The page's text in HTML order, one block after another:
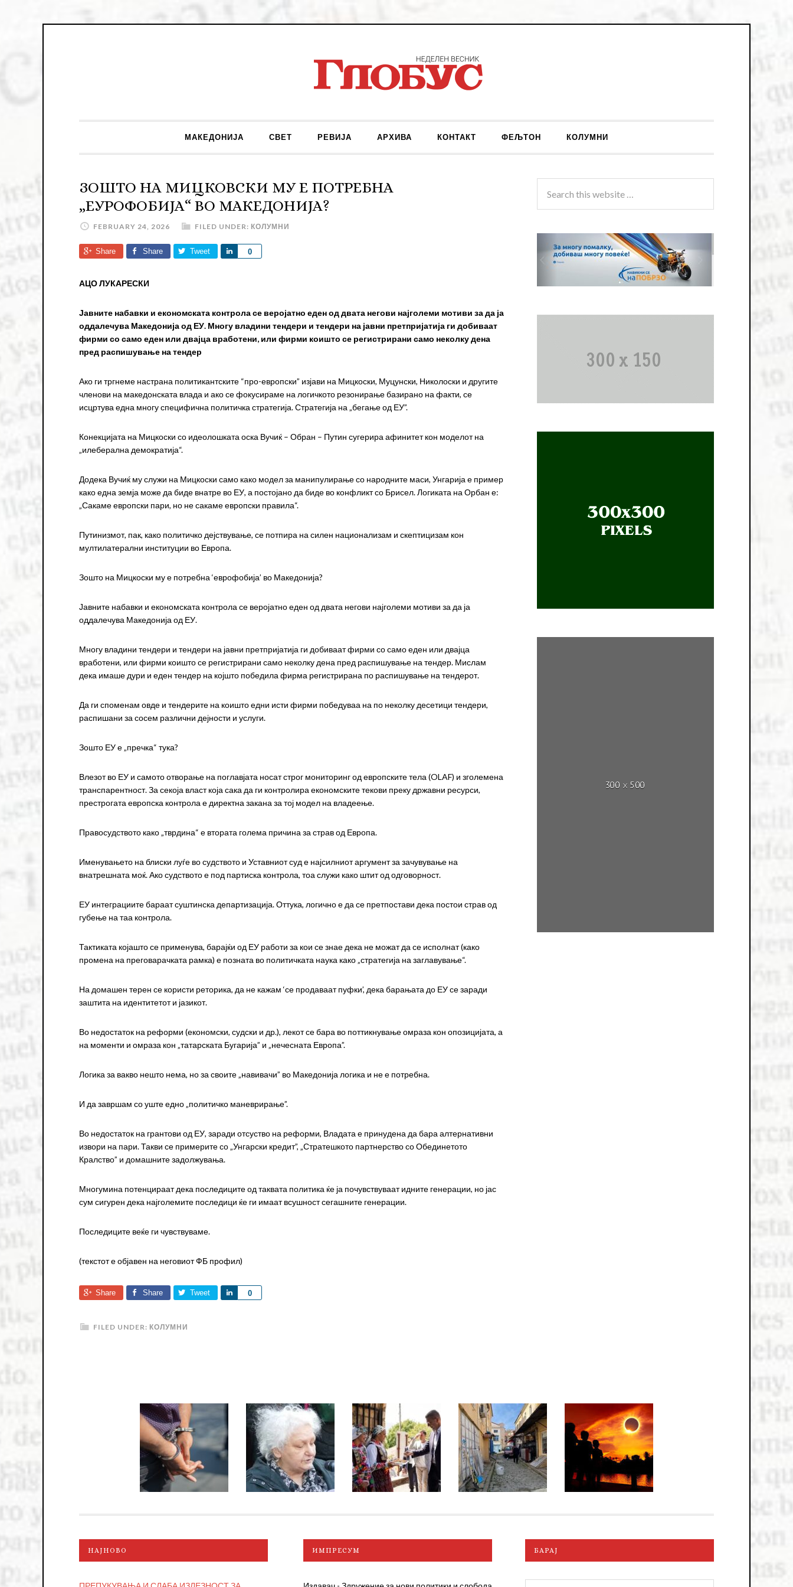
МАКЕДОНИЈА СВЕТ РЕВИЈА АРХИВА КОНТАКТ ФЕЉТОН КОЛУМНИ
ЗОШТО НА МИЦКОВСКИ МУ Е ПОТРЕБНА
„ЕУРОФОБИЈА“ ВО МАКЕДОНИЈА?
FEBRUARY 24, 2026 FILED UNDER: КОЛУМНИ
Share Share Tweet 0
Share
АЦО ЛУКАРЕСКИ
Јавните набавки и економската контрола се веројатно еден од двата негови најголеми мотиви за да ја
оддалечува Македонија од ЕУ. Многу владини тендери и тендери на јавни претпријатија ги добиваат
фирми со само еден или двајца вработени, или фирми коишто се регистрирани само неколку дена
пред распишување на тендер
Ако ги тргнеме настрана политикантските “про-европски” изјави на Мицкоски, Муцунски, Николоски и другите
членови на македонската влада и ако се фокусираме на логичкото резонирање базирано на факти, се
исцртува една многу специфична политичка стратегија. Стратегија на „бегање од ЕУ”.
Конекцијата на Мицкоски со идеолошката оска Вучиќ – Обран – Путин сугерира афинитет кон моделот на
„илеберална демократија“.
Додека Вучиќ му служи на Мицкоски само како модел за манипулирање со народните маси, Унгарија е пример
како една земја може да биде внатре во ЕУ, а постојано да биде во конфликт со Брисел. Логиката на Орбан е:
„Сакаме европски пари, но не сакаме европски правила“.
Путинизмот, пак, како политичко дејствување, се потпира на силен национализам и скептицизам кон
мултилатерални институции во Европа.
Зошто на Мицкоски му е потребна ‘еврофобија’ во Македонија?
Јавните набавки и економската контрола се веројатно еден од двата негови најголеми мотиви за да ја
оддалечува Македонија од ЕУ.
Многу владини тендери и тендери на јавни претпријатија ги добиваат фирми со само еден или двајца
вработени, или фирми коишто се регистрирани само неколку дена пред распишување на тендер. Мислам
дека имаше дури и еден тендер на којшто победила фирма регистрирана по распишување на тендерот.
Да ги споменам овде и тендерите на коишто едни исти фирми победуваа на по неколку десетици тендери,
распишани за сосем различни дејности и услуги.
Зошто ЕУ е „пречка“ тука?
Влезот во ЕУ и самото отворање на поглавјата носат строг мониторинг од европските тела (OLAF) и зголемена
транспарентност. За секоја власт која сака да ги контролира економските текови преку државни ресурси,
престрогата европска контрола е директна закана за тој модел на владеење.
Правосудството како „тврдина“ е втората голема причина за страв од Европа.
Именувањето на блиски луѓе во судството и Уставниот суд е најсилниот аргумент за зачувување на
внатрешната моќ. Ако судството е под партиска контрола, тоа служи како штит од одговорност.
ЕУ интеграциите бараат суштинска департизација. Оттука, логично е да се претпостави дека постои страв од
губење на таа контрола.
Тактиката којашто се применува, барајќи од ЕУ работи за кои се знае дека не можат да се исполнат (како
промена на преговарачката рамка) е позната во политичката наука како „стратегија на заглавување“.
На домашен терен се користи реторика, да не кажам ‘се продаваат пуфки’, дека барањата до ЕУ се заради
заштита на идентитетот и јазикот.
Во недостаток на реформи (економски, судски и др.), лекот се бара во поттикнување омраза кон опозицијата, а
на моменти и омраза кон „татарската Бугарија” и „нечесната Европа”.
Логика за вакво нешто нема, но за своите „навивачи” во Македонија логика и не е потребна.
И да завршам со уште едно „политичко маневрирање”.
Во недостаток на грантови од ЕУ, заради отсуство на реформи, Владата е принудена да бара алтернативни
извори на пари. Такви се примерите со „Унгарски кредит”, „Стратешкото партнерство со Обединетото
Кралство” и домашните задолжувања.
Многумина потенцираат дека последиците од таквата политика ќе ја почувствуваат идните генерации, но јас
сум сигурен дека најголемите последици ќе ги имаат всушност сегашните генерации.
Последиците веќе ги чувствуваме.
(текстот е објавен на неговиот ФБ профил)
Share Share Tweet 0
Share
FILED UNDER: КОЛУМНИ
НАЈНОВО ИМПРЕСУМ БАРАЈ